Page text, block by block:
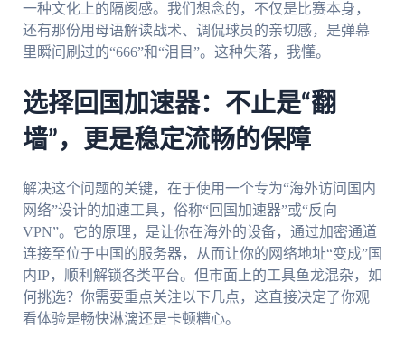
一种文化上的隔阂感。我们想念的，不仅是比赛本身，
还有那份用母语解读战术、调侃球员的亲切感，是弹幕
里瞬间刷过的“666”和“泪目”。这种失落，我懂。
选择回国加速器：不止是“翻
墙”，更是稳定流畅的保障
解决这个问题的关键，在于使用一个专为“海外访问国内
网络”设计的加速工具，俗称“回国加速器”或“反向
VPN”。它的原理，是让你在海外的设备，通过加密通道
连接至位于中国的服务器，从而让你的网络地址“变成”国
内IP，顺利解锁各类平台。但市面上的工具鱼龙混杂，如
何挑选？你需要重点关注以下几点，这直接决定了你观
看体验是畅快淋漓还是卡顿糟心。